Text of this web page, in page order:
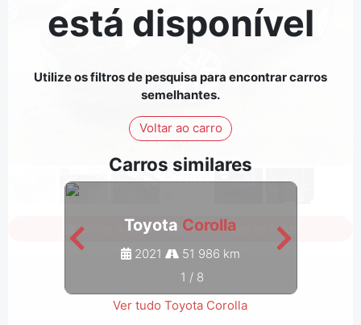
está disponível
Utilize os filtros de pesquisa para encontrar carros
semelhantes.
Voltar ao carro
Carros similares
Toyota Corolla
2021
51 986 km
1 / 8
Ver tudo Toyota Corolla
Iniciar a sessão para ver todas as fotos